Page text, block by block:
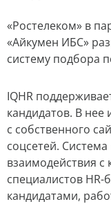
«Ростелеком» в
«Айкумен ИБС»
систему подбора
IQHR
кандидатов. В
с собственного
соцсетей.
взаимодействия
специалистов
кандидатами,